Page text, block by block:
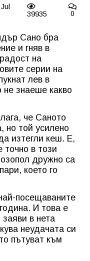
39935 0
Сано бра
и гняв в
на
серии на
лев в
не знаеше какво
че Саното
но той усилено
изтегли кеш. Е,
точно в този
дружно са
което го
посещаваните
И това е
в нета
неудачата си
пътуват към